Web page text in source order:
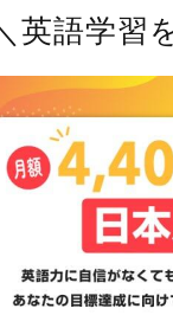
英語学習